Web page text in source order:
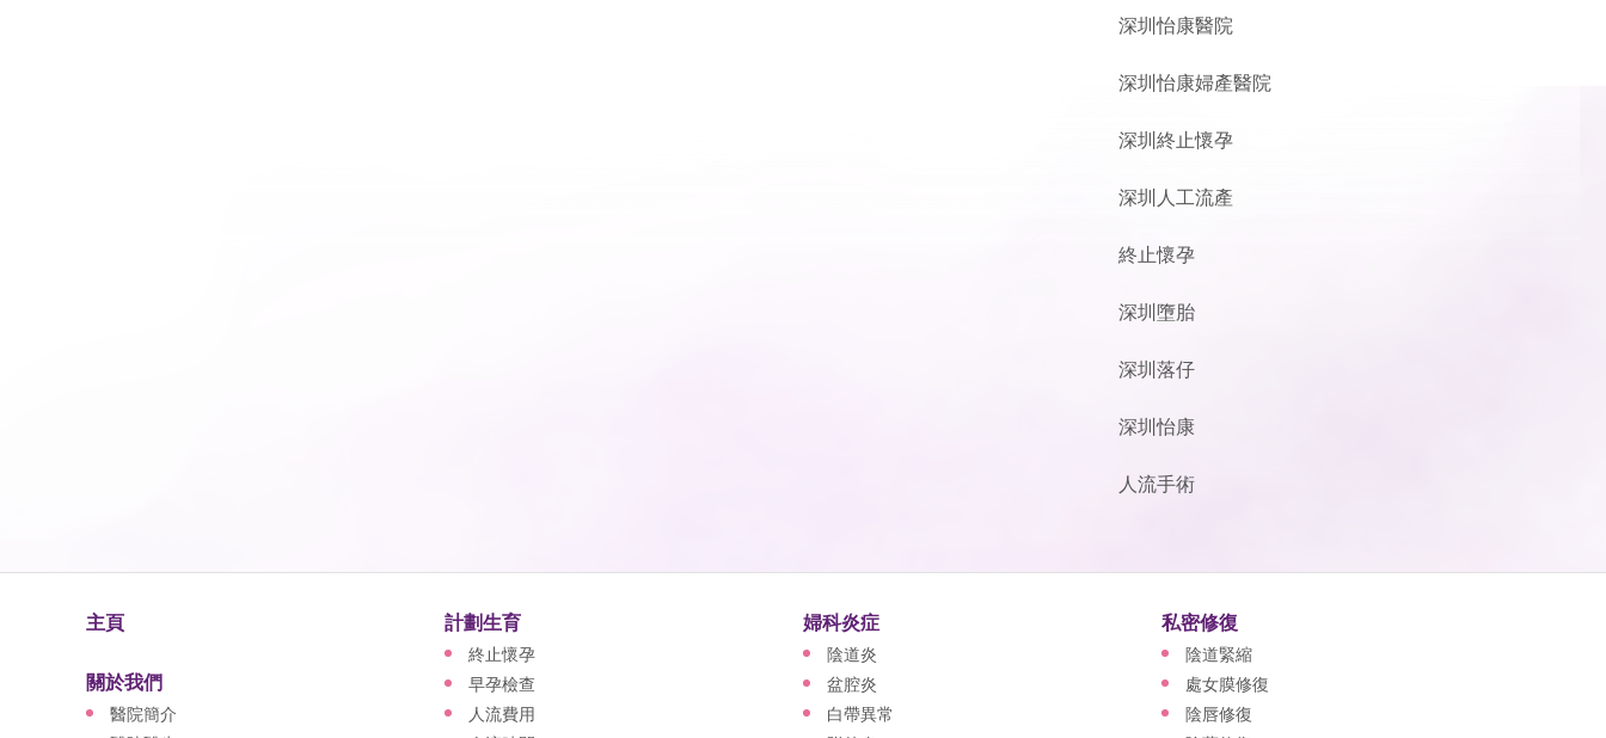
深圳怡康醫院
深圳怡康婦產醫院
深圳終止懷孕
深圳人工流產
終止懷孕
深圳墮胎
深圳落仔
深圳怡康
人流手術
主頁
關於我們
醫院簡介
計劃生育
終止懷孕
早孕檢查
人流費用
婦科炎症
陰道炎
盆腔炎
白帶異常
私密修復
陰道緊縮
處女膜修復
陰唇修復